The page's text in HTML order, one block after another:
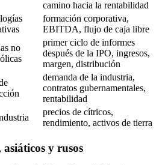
camino hacia la rentabilidad
formación corporativa,
EBITDA, flujo de caja libre
no
primer ciclo de informes
después de la IPO, ingresos,
margen, distribución
demanda de la industria,
contratos gubernamentales,
rentabilidad
precios de cítricos,
rendimiento, activos de tierra
y rusos